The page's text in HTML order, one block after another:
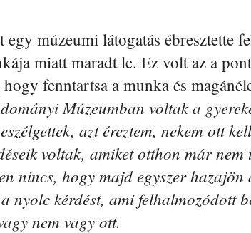
múzeumi látogatás ébresztette
miatt maradt le. Ez volt az a
fenntartsa a munka és
Múzeumban voltak a
azt éreztem, nekem ott
voltak, amiket otthon már nem
nincs, hogy majd egyszer hazajön
nyolc kérdést, ami felhalmozódott
nem vagy ott.